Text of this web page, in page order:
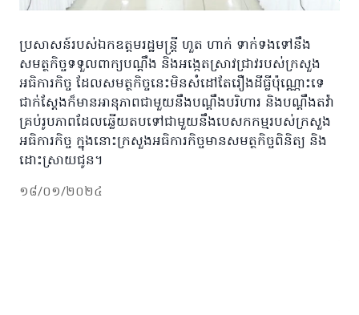
ប្រសាសន៍របស់ឯកឧត្តមរដ្ឋមន្ត្រី ហួត ហាក់ ទាក់ទងទៅនឹង
សមត្ថកិច្ចទទួលពាក្យបណ្ដឹង និងអង្កេតស្រាវជ្រាវរបស់ក្រសួង
អធិការកិច្ច ដែលសមត្ថកិច្ចនេះមិនសំដៅតែរឿងដីធ្លីប៉ុណ្ណោះទេ
ជាក់ស្តែងក៏មានអានុភាពជាមួយនឹងបណ្តឹងបរិហារ និងបណ្តឹងតវ៉ា
គ្រប់រូបភាពដែលឆ្លើយតបទៅជាមួយនឹងបេសកកម្មរបស់ក្រសួង
អធិការកិច្ច ក្នុងនោះក្រសួងអធិការកិច្ចមានសមត្ថកិច្ចពិនិត្យ និង
ដោះស្រាយជូន។
១៨/០១/២០២៤